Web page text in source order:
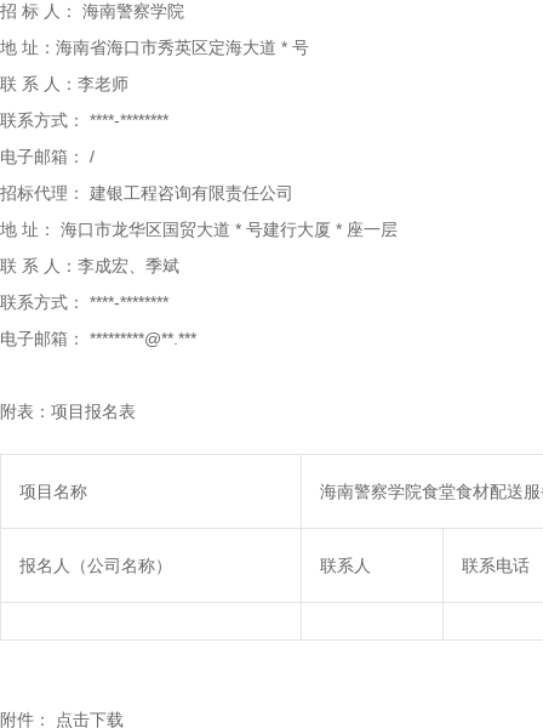
招 标 人：
海南警察学院
地 址：海南省海口市秀英区定海大道 * 号
联 系 人：李老师
联系方式：
****-********
电子邮箱：
/
招标代理：
建银工程咨询有限责任公司
地 址： 海口市龙华区国贸大道 * 号建行大厦 * 座一层
联 系 人：李成宏、季斌
联系方式：
****-********
电子邮箱：
*********@**.***
附表：项目报名表
项目名称 海南警察学院食堂食材配送
报名人（公司名称） 联系人 联系电话
附件： 点击下载